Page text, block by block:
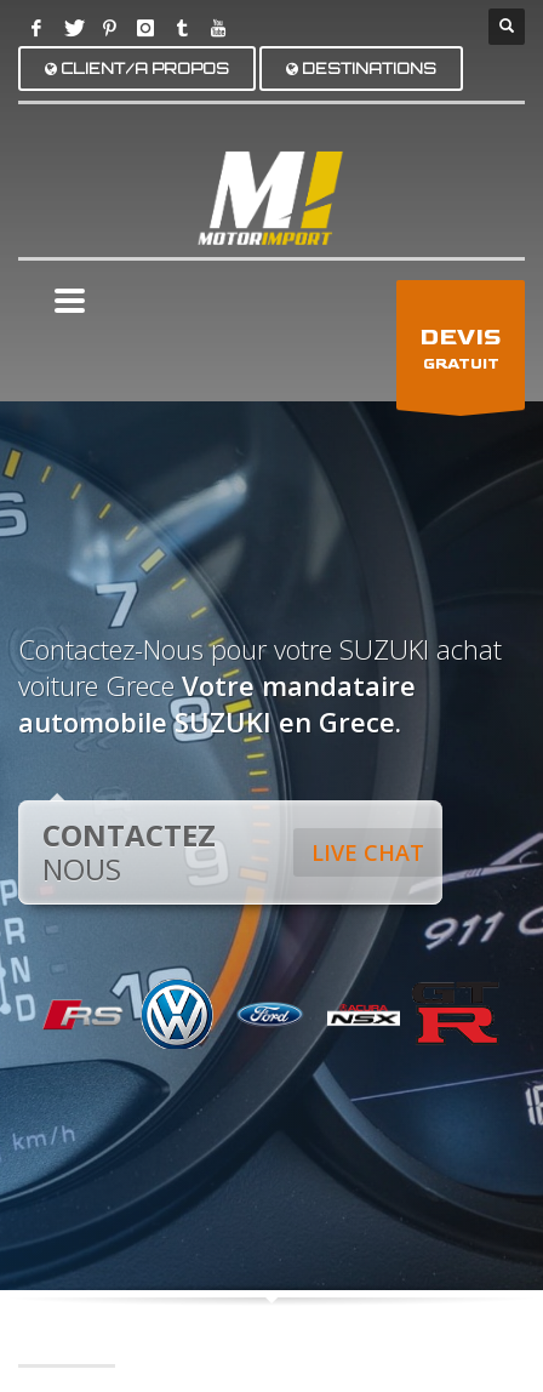
CLIENT/A PROPOS DESTINATIONS
DEVIS
GRATUIT
Contactez-Nous pour votre SUZUKI achat
voiture Grece Votre mandataire
automobile SUZUKI en Grece.
LIVE CHAT
CONTACTEZ
NOUS